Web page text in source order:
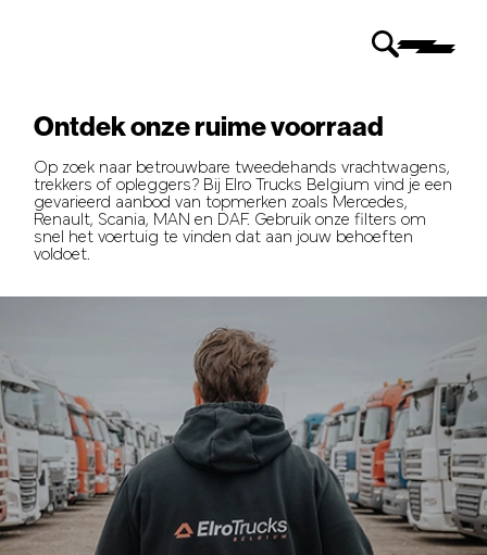
Ontdek onze ruime voorraad
Op zoek naar betrouwbare tweedehands vrachtwagens,
trekkers of opleggers? Bij Elro Trucks Belgium vind je een
gevarieerd aanbod van topmerken zoals Mercedes,
Renault, Scania, MAN en DAF. Gebruik onze filters om
snel het voertuig te vinden dat aan jouw behoeften
voldoet.